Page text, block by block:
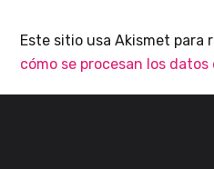
Este sitio usa Akismet para
cómo se procesan los